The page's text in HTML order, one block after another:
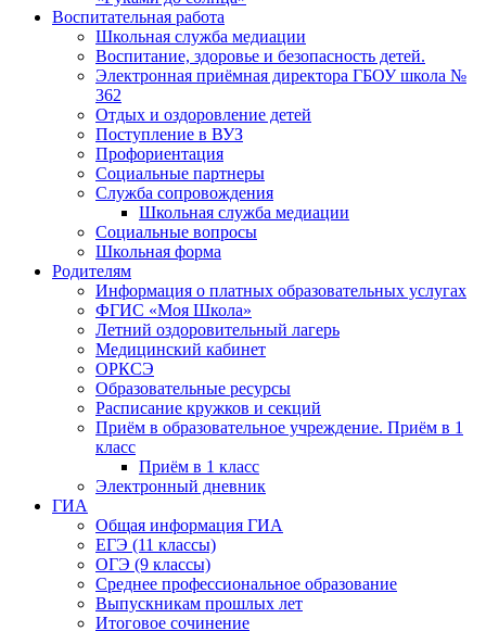
Воспитательная работа
Школьная служба медиации
Воспитание, здоровье и безопасность детей.
Электронная приёмная директора ГБОУ школа №
362
Отдых и оздоровление детей
Поступление в ВУЗ
Профориентация
Социальные партнеры
Служба сопровождения
Школьная служба медиации
Социальные вопросы
Школьная форма
Родителям
Информация о платных образовательных услугах
ФГИС «Моя Школа»
Летний оздоровительный лагерь
Медицинский кабинет
ОРКСЭ
Образовательные ресурсы
Расписание кружков и секций
Приём в образовательное учреждение. Приём в 1
класс
Приём в 1 класс
Электронный дневник
ГИА
Общая информация ГИА
ЕГЭ (11 классы)
ОГЭ (9 классы)
Среднее профессиональное образование
Выпускникам прошлых лет
Итоговое сочинение